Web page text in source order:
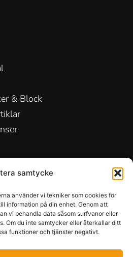
samtycke
använder vi tekniker som cookies för
information på din enhet. Genom att
vi behandla data såsom surfvanor eller
Om du inte samtycker eller återkallar ditt
funktioner och tjänster negativt.
& Block